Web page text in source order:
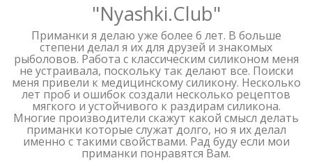
"Nyashki.Club"
Приманки я делаю уже более 6 лет. В больше
степени делал я их для друзей и знакомых
рыболовов. Работа с классическим силиконом меня
не устраивала, поскольку так делают все. Поиски
меня привели к медицинскому силикону. Несколько
лет проб и ошибок создали несколько рецептов
мягкого и устойчивого к раздирам силикона.
Многие производители скажут какой смысл делать
приманки которые служат долго, но я их делал
именно с такими свойствами. Рад буду если мои
приманки понравятся Вам.